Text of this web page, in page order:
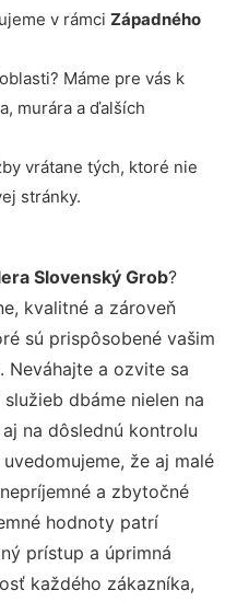
v rámci Západného
Máme pre vás k
murára a ďalších
vrátane tých, ktoré nie
stránky.
Slovenský Grob?
kvalitné a zároveň
sú prispôsobené vašim
Neváhajte a ozvite sa
dbáme nielen na
na dôslednú kontrolu
že aj malé
a zbytočné
hodnoty patrí
prístup a úprimná
každého zákazníka,